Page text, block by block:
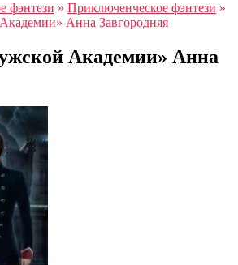
фэнтези » Приключенческое фэнтези »
Анна Завгородняя
Академии» Анна